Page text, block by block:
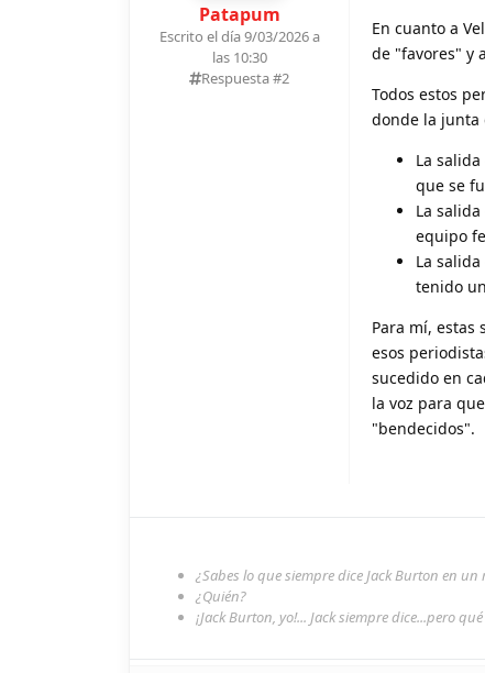
Patapum
Escrito el día 9/03/2026 a
las 10:30
Respuesta #2
En cuanto a
de "favores" y
Todos estos
donde la junta
La
que se
La
equipo
La
tenido
Para mí, estas
esos
sucedido en
la voz para
"bendecidos".
¿Sabes lo que siempre dice Jack Burton en un
¿Quién?
¡Jack Burton, yo!... Jack siempre dice...pero